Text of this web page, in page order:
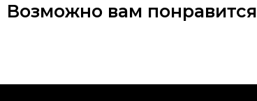
Возможно вам понравится